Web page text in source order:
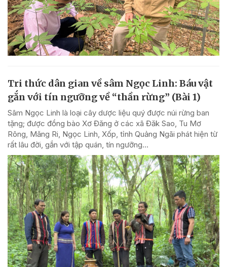
Tri thức dân gian về sâm Ngọc Linh: Báu vật
gắn với tín ngưỡng về “thần rừng” (Bài 1)
Sâm Ngọc Linh là loại cây dược liệu quý được núi rừng ban
tặng; được đồng bào Xơ Đăng ở các xã Đăk Sao, Tu Mơ
Rông, Măng Ri, Ngọc Linh, Xốp, tỉnh Quảng Ngãi phát hiện từ
rất lâu đời, gắn với tập quán, tín ngưỡng...